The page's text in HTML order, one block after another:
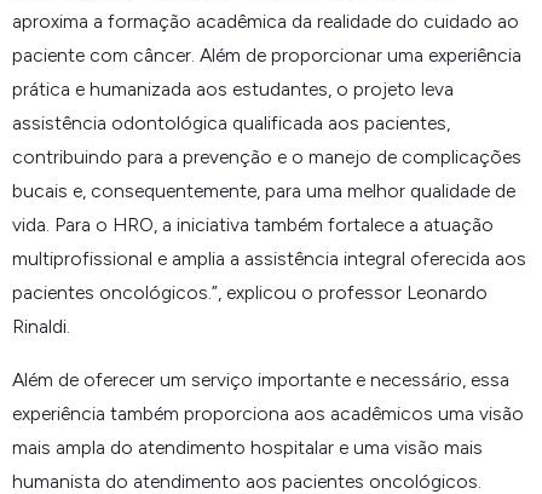
aproxima a formação acadêmica da realidade do cuidado ao
paciente com câncer. Além de proporcionar uma experiência
prática e humanizada aos estudantes, o projeto leva
assistência odontológica qualificada aos pacientes,
contribuindo para a prevenção e o manejo de complicações
bucais e, consequentemente, para uma melhor qualidade de
vida. Para o HRO, a iniciativa também fortalece a atuação
multiprofissional e amplia a assistência integral oferecida aos
pacientes oncológicos. ”, explicou o professor Leonardo
Rinaldi.
Além de oferecer um serviço importante e necessário, essa
experiência também proporciona aos acadêmicos uma visão
mais ampla do atendimento hospitalar e uma visão mais
humanista do atendimento aos pacientes oncológicos.